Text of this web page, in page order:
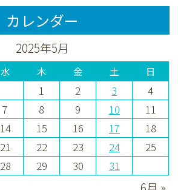
カレンダー
2025年5月
水 木 金 土 日
1 2 3
4
7 8 9 10
11
14 15 16 17
18
21 22 23 24
25
28 29 30 31